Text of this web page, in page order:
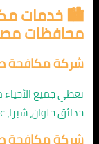
🏙️ خدمات
محافظات
شركة مكافحة
نغطي جميع الأحياء
حدائق حلوان،